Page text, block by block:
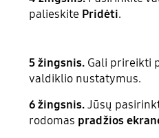
palieskite Pridėti.
5 žingsnis. Gali prireikti
valdiklio nustatymus.
6 žingsnis.Jūsų
rodomas pradžios